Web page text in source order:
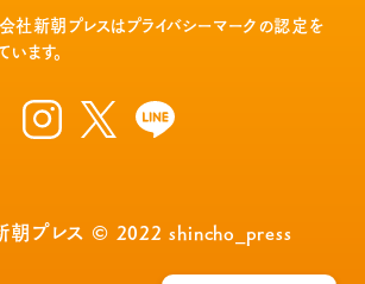
社新朝プレスはプライバシーマークの認定を
います。
朝プレス © 2022 shincho_press